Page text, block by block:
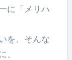
に「メリハ
を、そんな